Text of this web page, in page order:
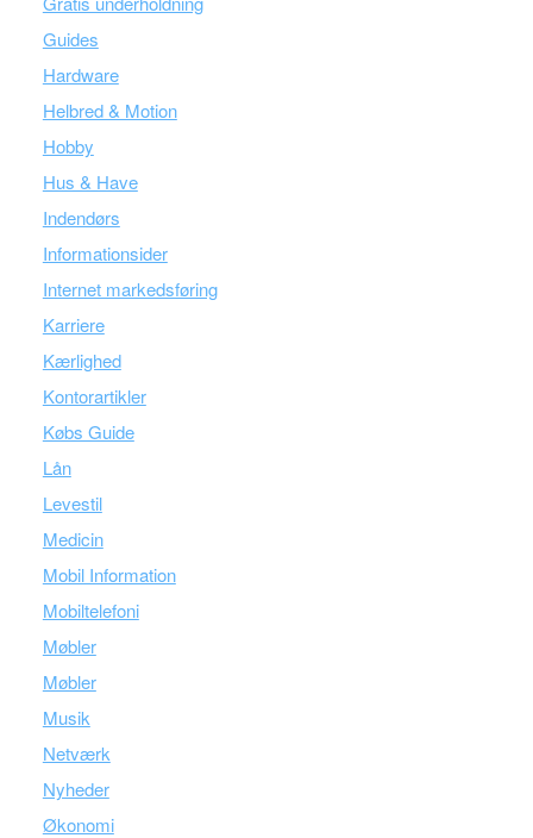
Guides
Hardware
Helbred & Motion
Hobby
Hus & Have
Indendørs
Informationsider
Internet markedsføring
Karriere
Kærlighed
Kontorartikler
Købs Guide
Lån
Levestil
Medicin
Mobil Information
Mobiltelefoni
Møbler
Møbler
Musik
Netværk
Nyheder
Økonomi